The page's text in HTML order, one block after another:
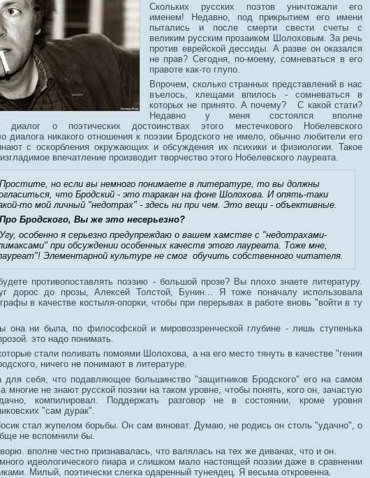
Скольких русских поэтов уничтожали его
именем! Недавно, под прикрытием его имени
пытались и после смерти свести счеты с
великим русским прозаиком Шолоховым. За речь
против еврейской дессиды. А разве он оказался
не прав? Сегодня, по-моему, сомневаться в его
правоте как-то глупо.
Впрочем, сколько странных представлений в нас
въелось, клещами впилось - сомневаться в
которых не принято. А почему? C какой стати?
Недавно у меня состоялся вполне
диалог о поэтических достоинствах этого местечкового Нобелевского
диалога никакого отношения к поэзии Бродского не имело, обычно любители его
с оскорбления окружающих и обсуждения их психики и физиологии. Такое
впечатление производит творчество этого Нобелевского лауреата.
но если вы немного понимаете в литературе, то вы должны
что Бродский - это таракан на фоне Шолохова. И опять-таки
то мой личный "недотрах" - здесь ни при чем. Это вещи - объективные.
Бродского, Вы же это несерьезно?
особенно я серьезно предупреждаю о вашем хамстве с "недотрахами-
при обсуждении особенных качеств этого лауреата. Тоже мне,
Элементарной культуре не смог обучить собственного читателя.
противопоставлять поэзию - большой прозе? Вы плохо знаете литературу.
дорос до прозы, Алексей Толстой, Бунин... Я тоже поначалу использовала
в качестве костыля-опорки, чтобы при перерывах в работе вновь "войти в ту
она ни была, по философской и мировоззренческой глубине - лишь ступенька
это надо понимать.
стали поливать помоями Шолохова, а на его место тянуть в качестве "гения
ничего не понимают в литературе.
для себя, что подавляющее большинство "защитников Бродского" его на самом
многие не знают русской поэзии на таком уровне, чтобы понять, кого он, зачастую
компилировал. Поддержать разговор не в состоянии, кроме уровня
"сам дурак".
стал жупелом борьбы. Он сам виноват. Думаю, не родись он столь "удачно", о
не вспомнили бы.
вполне честно признавалась, что валялась на тех же диванах, что и он.
идеологического пиара и слишком мало настоящей поэзии даже в сравнении
Милый, поэтически слегка одаренный тунеядец. Я весьма откровенна.